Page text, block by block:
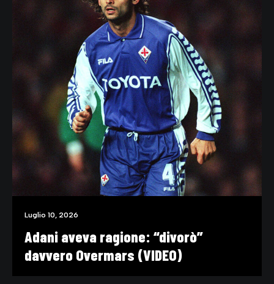
Luglio 10, 2026
Adani aveva ragione: “divorò”
davvero Overmars (VIDEO)